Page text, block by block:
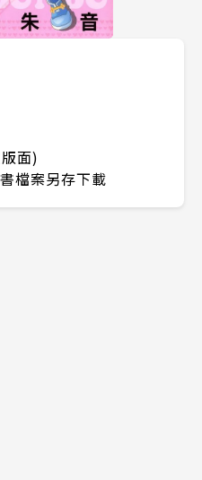
面)
檔案另存下載